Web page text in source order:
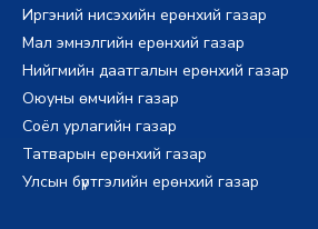
Иргэний нисэхийн ерөнхий газар
Мал эмнэлгийн ерөнхий газар
Нийгмийн даатгалын ерөнхий газар
Оюуны өмчийн газар
Соёл урлагийн газар
Татварын ерөнхий газар
Улсын бүртгэлийн ерөнхий газар